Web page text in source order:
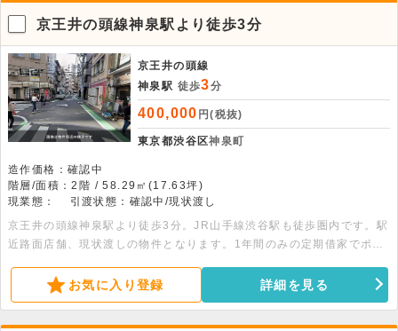
京王井の頭線神泉駅より徒歩3分
京王井の頭線
神泉駅 徒歩3分
400,000 円(税抜)
東京都渋谷区神泉町
造作価格：確認中
階層/面積：2階 / 58.29㎡(17.63坪)
現業態：
引渡状態：確認中/現状渡し
京王井の頭線神泉駅より徒歩3分。JR山手線渋谷駅も徒歩圏内です。駅
近路面店舗、現状渡しの物件となります。1年間のみの定期借家でポッ
フェ・お弁当屋など、業種はご相談ください。
お気に入り登録 詳細を見る